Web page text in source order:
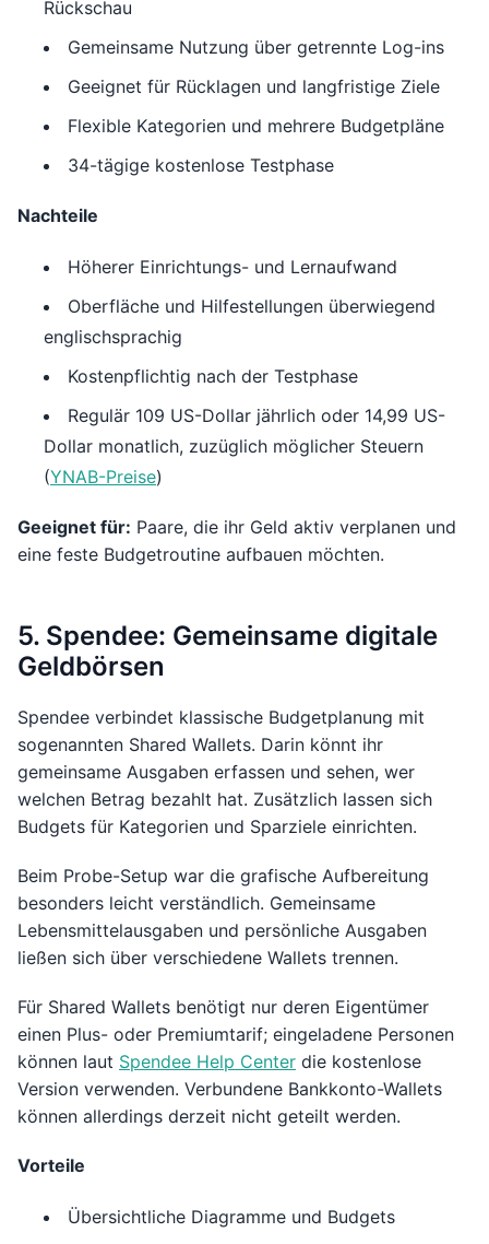
Rückschau
Gemeinsame Nutzung über getrennte Log-ins
Geeignet für Rücklagen und langfristige Ziele
Flexible Kategorien und mehrere Budgetpläne
34-tägige kostenlose Testphase
Nachteile
Höherer Einrichtungs- und Lernaufwand
Oberfläche und Hilfestellungen überwiegend
englischsprachig
Kostenpflichtig nach der Testphase
Regulär 109 US-Dollar jährlich oder 14,99 US-
Dollar monatlich, zuzüglich möglicher Steuern
(YNAB-Preise)
Geeignet für: Paare, die ihr Geld aktiv verplanen und
eine feste Budgetroutine aufbauen möchten.
5. Spendee: Gemeinsame digitale
Geldbörsen
Spendee verbindet klassische Budgetplanung mit
sogenannten Shared Wallets. Darin könnt ihr
gemeinsame Ausgaben erfassen und sehen, wer
welchen Betrag bezahlt hat. Zusätzlich lassen sich
Budgets für Kategorien und Sparziele einrichten.
Beim Probe-Setup war die grafische Aufbereitung
besonders leicht verständlich. Gemeinsame
Lebensmittelausgaben und persönliche Ausgaben
ließen sich über verschiedene Wallets trennen.
Für Shared Wallets benötigt nur deren Eigentümer
einen Plus- oder Premiumtarif; eingeladene Personen
können laut Spendee Help Center die kostenlose
Version verwenden. Verbundene Bankkonto-Wallets
können allerdings derzeit nicht geteilt werden.
Vorteile
Übersichtliche Diagramme und Budgets